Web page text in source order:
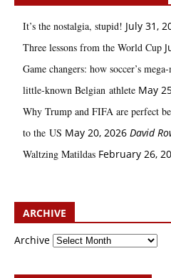
It’s the nostalgia, stupid! July 31,
Three lessons from the World Cup
Game changers: how soccer’s
little‑known Belgian athlete May
Why Trump and FIFA are perfect
to the US May 20, 2026 David
Waltzing Matildas February 26,
ARCHIVE
Archive